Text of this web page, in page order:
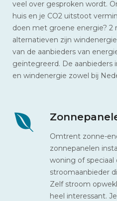
veel over gesproken wordt.
huis en je CO2 uitstoot
doen met groene energie? 2
alternatieven zijn
van de aanbieders van
geïntegreerd. De
en windenergie zowel bij
Omtrent zonne-
zonnepanelen
woning of speciaal
stroomaanbieder
Zelf stroom
heel interessant.